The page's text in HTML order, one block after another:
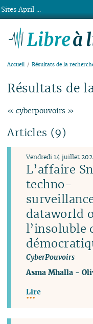
Accueil Résultats de la
Résultats de
« cyberpouvoirs »
Articles (9)
L’affaire
techno-
dataworld
l’insoluble
CyberPouvoirs
Vendredi 14 juillet
Asma Mhalla -
Lire
Sites April ...